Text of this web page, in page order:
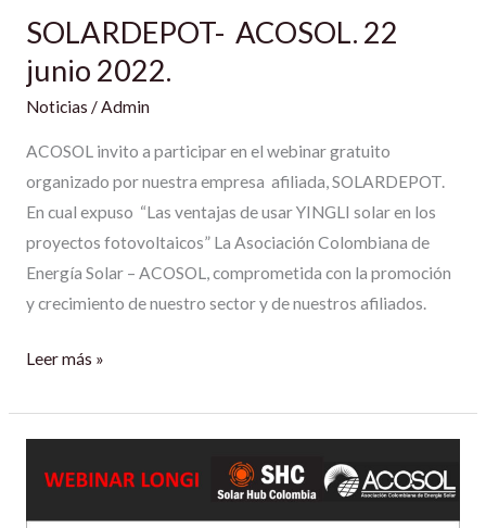
SOLARDEPOT- ACOSOL. 22
junio 2022.
Noticias /Admin
ACOSOL invito a participar en el webinar gratuito
organizado por nuestra empresa afiliada, SOLARDEPOT.
En cual expuso “Las ventajas de usar YINGLI solar en los
proyectos fotovoltaicos” La Asociación Colombiana de
Energía Solar – ACOSOL, comprometida con la promoción
y crecimiento de nuestro sector y de nuestros afiliados.
Leer más »
SOLAR